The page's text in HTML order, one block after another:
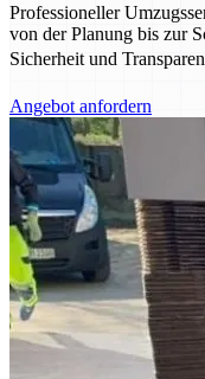
Professioneller
von der Planung bis zur
Sicherheit und
Angebot anfordern